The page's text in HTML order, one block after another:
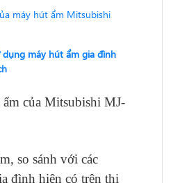
dụng máy hút ẩm gia đình
của Mitsubishi MJ-
so sánh với các
đình hiện có trên thị